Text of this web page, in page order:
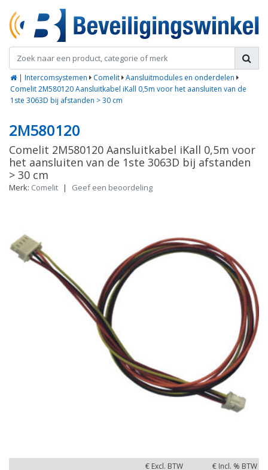
| Intercomsystemen Comelit Aansluitmodules en onderdelen
Comelit 2M580120 Aansluitkabel iKall 0,5m voor het aansluiten van de
1ste 3063D bij afstanden > 30 cm
2M580120
Comelit 2M580120 Aansluitkabel iKall 0,5m voor
het aansluiten van de 1ste 3063D bij afstanden
> 30 cm
Merk: Comelit | Geef een beoordeling
€ Excl. BTW € Incl. % BTW